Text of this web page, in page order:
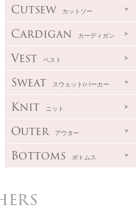
Cutsew カットソー
Cardigan カーディガン
Vest ベスト
Sweat スウェット/パーカー
Knit ニット
Outer アウター
Bottoms ボトムス